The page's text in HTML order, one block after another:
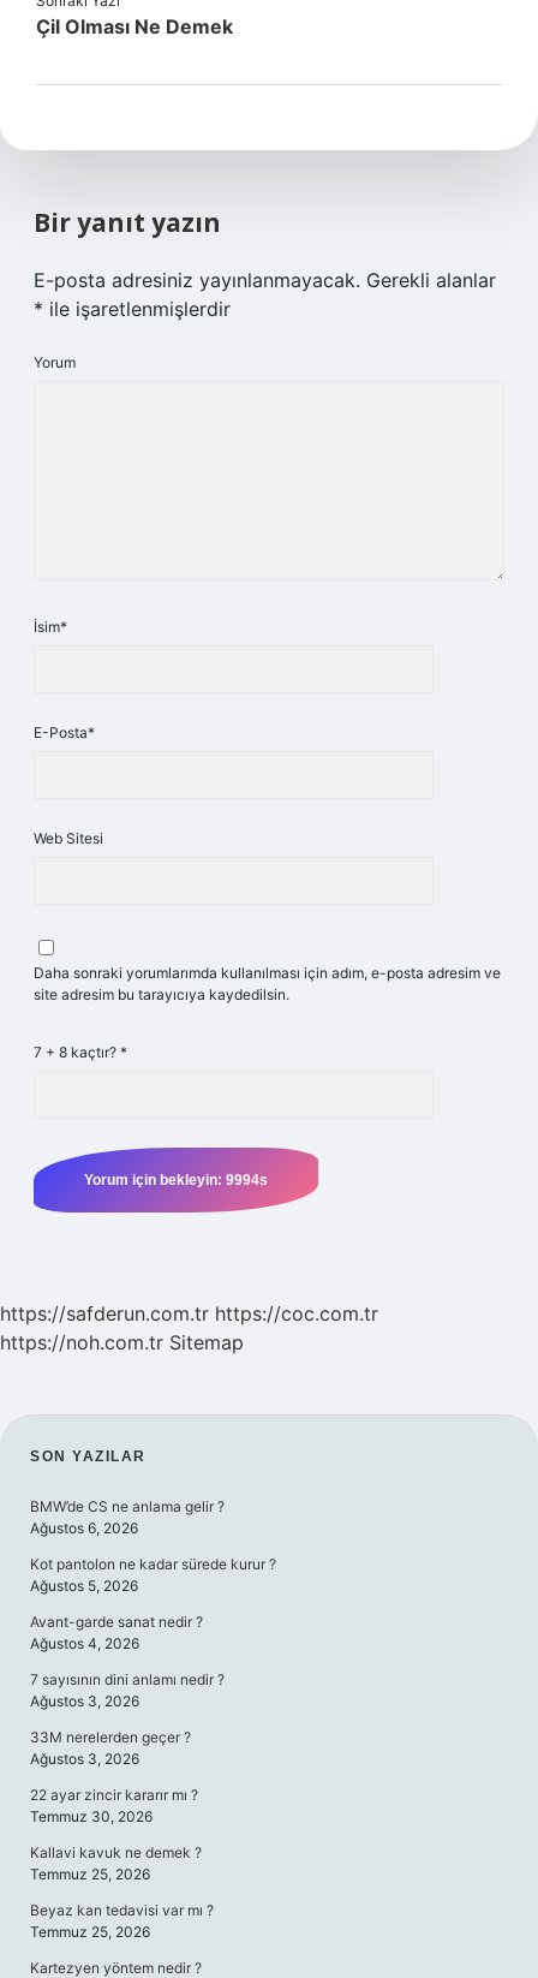
Çil Olması Ne Demek
Bir yanıt yazın
E-posta adresiniz yayınlanmayacak. Gerekli alanlar
* ile işaretlenmişlerdir
Yorum
İsim*
E-Posta*
Web Sitesi
Daha sonraki yorumlarımda kullanılması için adım, e-posta adresim ve
site adresim bu tarayıcıya kaydedilsin.
7 + 8 kaçtır? *
https://safderun.com.tr https://coc.com.tr
https://noh.com.tr Sitemap
SIDEBAR
SON YAZILAR
BMW’de CS ne anlama gelir ?
Ağustos 6, 2026
Kot pantolon ne kadar sürede kurur ?
Ağustos 5, 2026
Avant-garde sanat nedir ?
Ağustos 4, 2026
7 sayısının dini anlamı nedir ?
Ağustos 3, 2026
33M nerelerden geçer ?
Ağustos 3, 2026
22 ayar zincir kararır mı ?
Temmuz 30, 2026
Kallavi kavuk ne demek ?
Temmuz 25, 2026
Beyaz kan tedavisi var mı ?
Temmuz 25, 2026
Kartezyen yöntem nedir ?